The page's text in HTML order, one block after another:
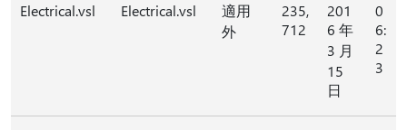
Electrical.vsl Electrical.vsl
適用
外
235,
712
201
6 年
3 月
15
日
0
6:
2
3